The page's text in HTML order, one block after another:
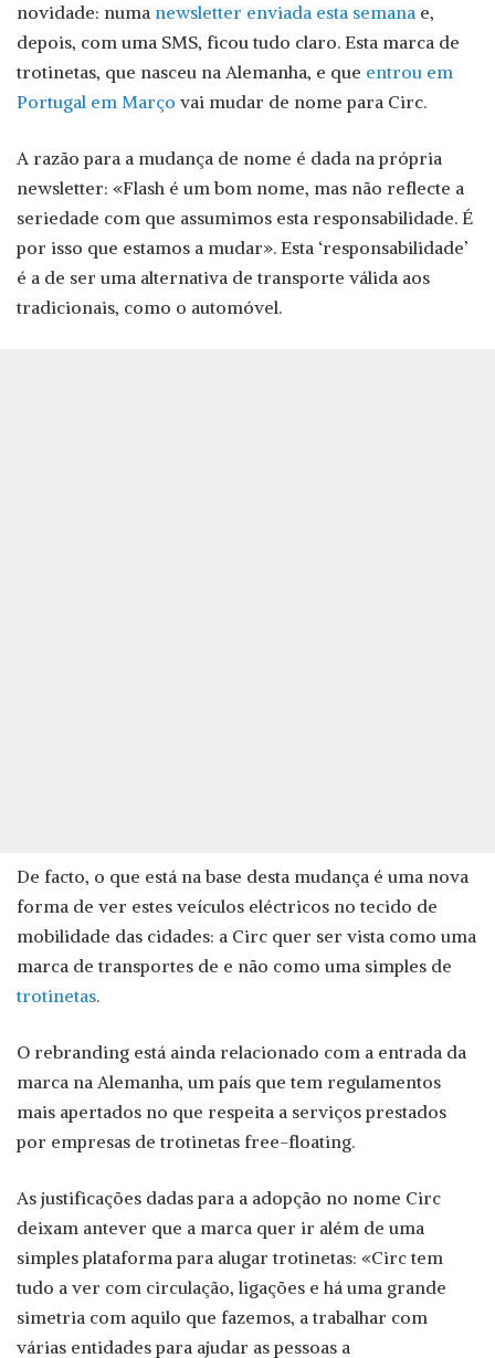
novidade: numa newsletter enviada esta semana e,
depois, com uma SMS, ficou tudo claro. Esta marca de
trotinetas, que nasceu na Alemanha, e que entrou em
Portugal em Março vai mudar de nome para Circ.
A razão para a mudança de nome é dada na própria
newsletter: «Flash é um bom nome, mas não reflecte a
seriedade com que assumimos esta responsabilidade. É
por isso que estamos a mudar». Esta ‘responsabilidade’
é a de ser uma alternativa de transporte válida aos
tradicionais, como o automóvel.
De facto, o que está na base desta mudança é uma nova
forma de ver estes veículos eléctricos no tecido de
mobilidade das cidades: a Circ quer ser vista como uma
marca de transportes de e não como uma simples de
trotinetas.
O rebranding está ainda relacionado com a entrada da
marca na Alemanha, um país que tem regulamentos
mais apertados no que respeita a serviços prestados
por empresas de trotinetas free-floating.
As justificações dadas para a adopção no nome Circ
deixam antever que a marca quer ir além de uma
simples plataforma para alugar trotinetas: «Circ tem
tudo a ver com circulação, ligações e há uma grande
simetria com aquilo que fazemos, a trabalhar com
várias entidades para ajudar as pessoas a